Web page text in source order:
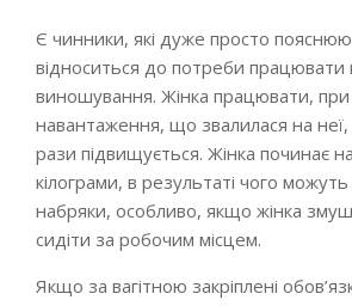
Є чинники, які дуже просто
відноситься до потреби працювати
виношування. Жінка працювати, при
навантаження, що звалилася на
рази підвищується. Жінка починає
кілограми, в результаті чого
набряки, особливо, якщо жінка
сидіти за робочим місцем.
Якщо за вагітною закріплені